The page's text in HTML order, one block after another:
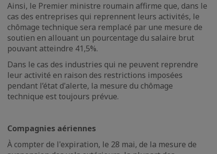
Ainsi, le Premier ministre roumain affirme que, dans le
cas des entreprises qui reprennent leurs activités, le
chômage technique sera remplacé par une mesure de
soutien en allouant un pourcentage du salaire brut
pouvant atteindre 41,5%.
Dans le cas des industries qui ne peuvent reprendre
leur activité en raison des restrictions imposées
pendant l’état d'alerte, la mesure du chômage
technique est toujours prévue.
Compagnies aériennes
À compter de l'expiration, le 28 mai, de la mesure de